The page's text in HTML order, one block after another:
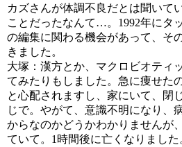
カズさんが体調不良だとは聞いて
ことだったなんて…。1992年にタ
の編集に関わる機会があって、そ
きました。
大塚：漢方とか、マクロビオティ
てみたりもしました。急に痩せた
と心配されますし、家にいて、閉
じで。やがて、意識不明になり、
からなのかどうかわかりませんが
ていて。1時間後に亡くなりまし